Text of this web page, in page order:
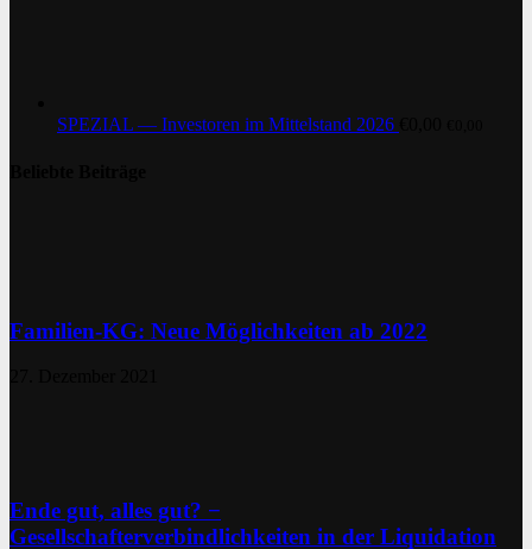
SPEZIAL — Investoren im Mittelstand 2026
Familien-KG: Neue Möglichkeiten ab 2022
Ende gut, alles gut? −
Gesellschafterverbindlichkeiten in der Liquidation